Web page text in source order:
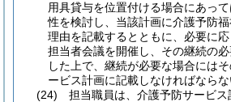
用具貸与を位置付ける場合にあっ
性を検討し、当該計画に介護予防
理由を記載するとともに、必要に
担当者会議を開催し、その継続の
した上で、継続が必要な場合には
ービス計画に記載しなければならな
(24)
担当職員は、介護予防サービ